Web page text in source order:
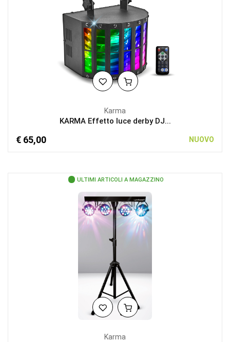
Karma
KARMA Effetto luce derby DJ...
€ 65,00 NUOVO
ULTIMI ARTICOLI A MAGAZZINO
Karma